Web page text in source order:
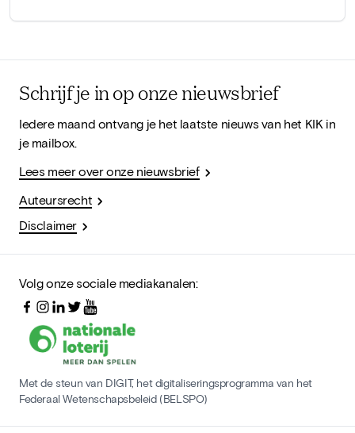
Schrijf je in op onze nieuwsbrief
Iedere maand ontvang je het laatste nieuws van het KIK in
je mailbox.
Lees meer over onze nieuwsbrief
Auteursrecht
Disclaimer
Volg onze sociale mediakanalen:
Met de steun van DIGIT, het digitaliseringsprogramma van het
Federaal Wetenschapsbeleid (BELSPO)